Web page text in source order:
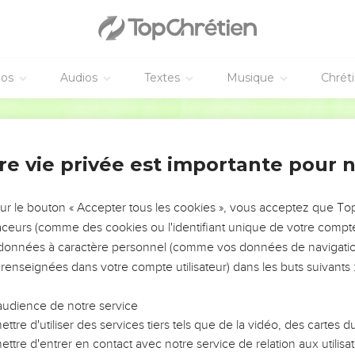
Audios Textes Musique
! Souviens-t’en, Israël, car tu es mon serviteur. Je t'ai
comme un nuage, tes péchés comme la brume.
a agi ! Profondeurs de la terre, criez d’allégresse !
est maître de l'Histoire
celui qui te rachète, celui qui t'a façonné dès le ventre de ta
de tout. Tout seul j’ai déployé le ciel, par moi-même j’ai
des faiseurs de prédictions et je frappe de folie les devins ;
mon serviteur et je mets à exécution les décisions
: « Elle sera habitée » et à propos des villes de Juda : «
»
vie privée est importante pour
le bouton « Accepter tous les cookies », vous acceptez que
(comme des cookies ou l'identifiant unique de votre
à caractère personnel (comme vos données de
dans votre compte utilisateur) dans les buts suivants :
de notre service
d'utiliser des services tiers tels que de la vidéo, des cartes
d'entrer en contact avec notre service de relation aux